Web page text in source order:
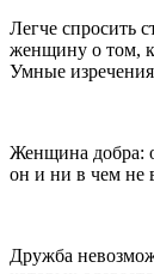
Легче спросить
женщину о том,
Умные
Женщина добра:
он и ни в чем не
Дружба